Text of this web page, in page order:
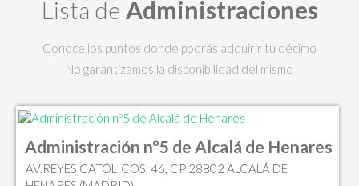
Lista de Administraciones
Conoce los puntos donde podrás adquirir tu décimo
No garantizamos la disponibilidad del mismo
Administración nº5 de Alcalá de Henares
AV.REYES CATÓLICOS, 46, CP 28802 ALCALÁ DE